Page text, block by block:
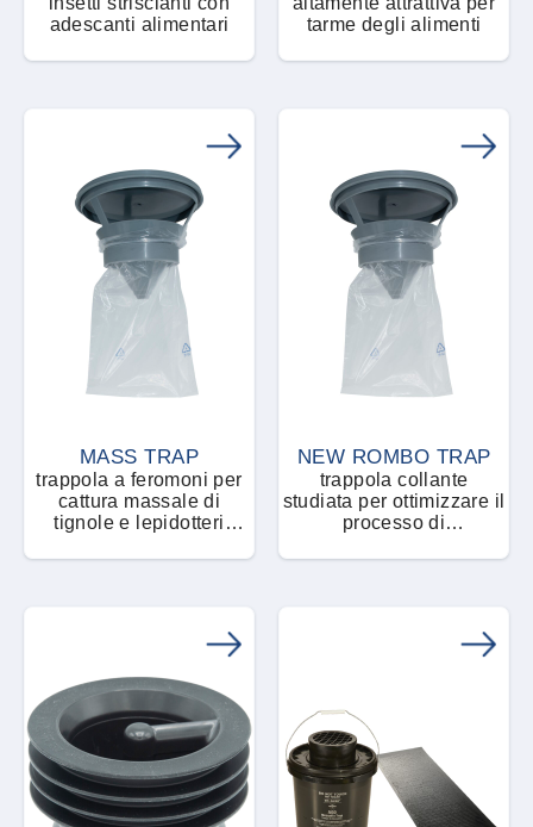
adescanti alimentari
tarme degli alimenti
MASS TRAP
trappola a feromoni per
cattura massale di
tignole e lepidotteri
molini, magazzini ed
NEW ROMBO TRAP
trappola collante
studiata per ottimizzare il
processo di
massimizzare le catture